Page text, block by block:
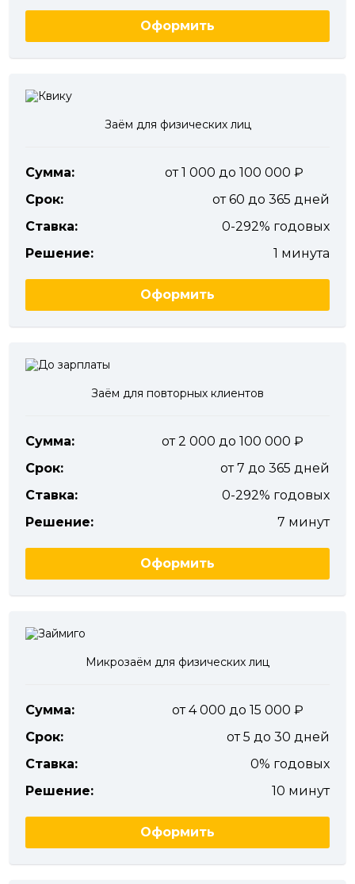
Оформить
Заём для физических лиц
Сумма:
от 1 000 до 100 000
Срок:
от 60 до 365 дней
Ставка:
0-292% годовых
Решение:
1 минута
Оформить
Заём для повторных клиентов
Сумма:
от 2 000 до 100 000
Срок:
от 7 до 365 дней
Ставка:
0-292% годовых
Решение:
7 минут
Оформить
Микрозаём для физических лиц
Сумма:
от 4 000 до 15 000
Срок:
от 5 до 30 дней
Ставка:
0% годовых
Решение:
10 минут
Оформить